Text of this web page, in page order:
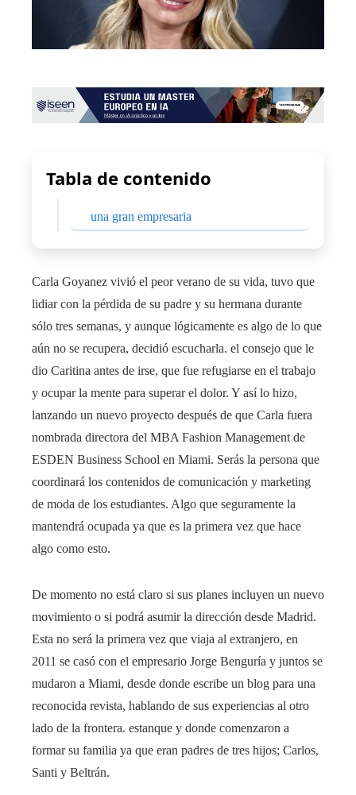
Tabla de contenido
una gran empresaria
Carla Goyanez vivió el peor verano de su vida, tuvo que
lidiar con la pérdida de su padre y su hermana durante
sólo tres semanas, y aunque lógicamente es algo de lo que
aún no se recupera, decidió escucharla. el consejo que le
dio Caritina antes de irse, que fue refugiarse en el trabajo
y ocupar la mente para superar el dolor. Y así lo hizo,
lanzando un nuevo proyecto después de que Carla fuera
nombrada directora del MBA Fashion Management de
ESDEN Business School en Miami. Serás la persona que
coordinará los contenidos de comunicación y marketing
de moda de los estudiantes. Algo que seguramente la
mantendrá ocupada ya que es la primera vez que hace
algo como esto.
De momento no está claro si sus planes incluyen un nuevo
movimiento o si podrá asumir la dirección desde Madrid.
Esta no será la primera vez que viaja al extranjero, en
2011 se casó con el empresario Jorge Benguría y juntos se
mudaron a Miami, desde donde escribe un blog para una
reconocida revista, hablando de sus experiencias al otro
lado de la frontera. estanque y donde comenzaron a
formar su familia ya que eran padres de tres hijos; Carlos,
Santi y Beltrán.